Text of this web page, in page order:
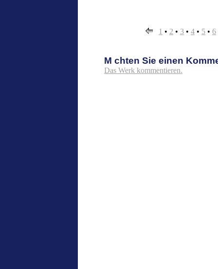
1 • 2 • 3 • 4 • 5 • 6
M chten Sie einen
Das Werk kommentieren.